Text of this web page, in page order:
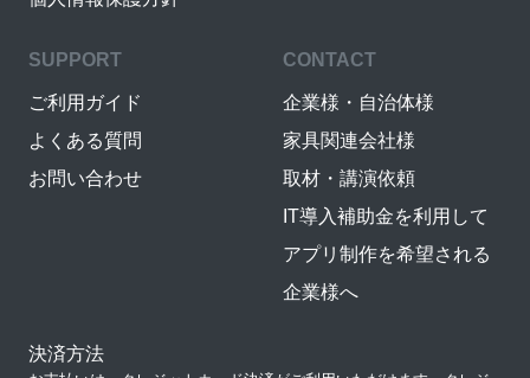
SUPPORT
ご利用ガイド
よくある質問
お問い合わせ
CONTACT
企業様・自治体様
家具関連会社様
取材・講演依頼
IT導入補助金を利用して
アプリ制作を希望される
企業様へ
決済方法